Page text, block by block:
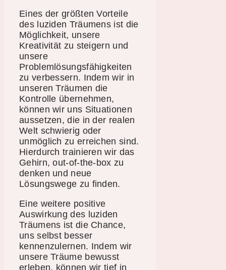
Eines der größten Vorteile
des luziden Träumens ist die
Möglichkeit, unsere
Kreativität zu steigern und
unsere
Problemlösungsfähigkeiten
zu verbessern. Indem wir in
unseren Träumen die
Kontrolle übernehmen,
können wir uns Situationen
aussetzen, die in der realen
Welt schwierig oder
unmöglich zu erreichen sind.
Hierdurch trainieren wir das
Gehirn, out-of-the-box zu
denken und neue
Lösungswege zu finden.
Eine weitere positive
Auswirkung des luziden
Träumens ist die Chance,
uns selbst besser
kennenzulernen. Indem wir
unsere Träume bewusst
erleben, können wir tief in